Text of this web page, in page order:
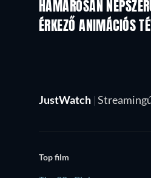
HAMAROSAN TV
ÉRKEZŐ ANIMÁCIÓSÉvad 1
JustWatch |
Top film